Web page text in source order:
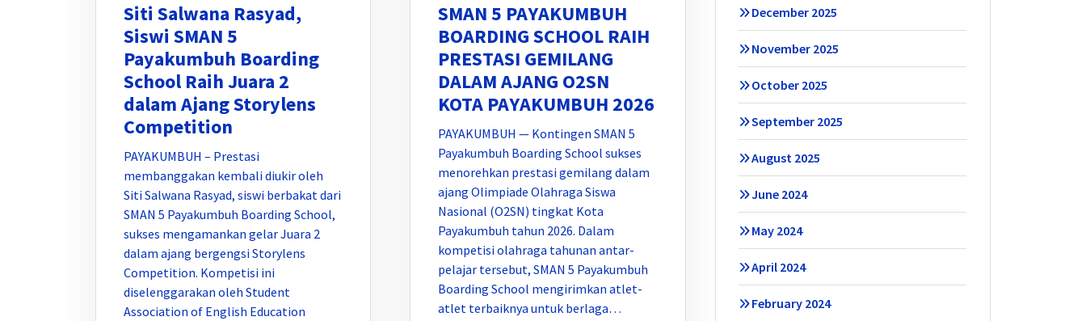
Siti Salwana Rasyad,
Siswi SMAN 5
Payakumbuh Boarding
School Raih Juara 2
dalam Ajang Storylens
Competition
PAYAKUMBUH – Prestasi
membanggakan kembali diukir oleh
Siti Salwana Rasyad, siswi berbakat dari
SMAN 5 Payakumbuh Boarding School,
sukses mengamankan gelar Juara 2
dalam ajang bergengsi Storylens
Competition. Kompetisi ini
diselenggarakan oleh Student
Association of English Education
SMAN 5 PAYAKUMBUH
BOARDING SCHOOL RAIH
PRESTASI GEMILANG
DALAM AJANG O2SN
KOTA PAYAKUMBUH 2026
PAYAKUMBUH — Kontingen SMAN 5
Payakumbuh Boarding School sukses
menorehkan prestasi gemilang dalam
ajang Olimpiade Olahraga Siswa
Nasional (O2SN) tingkat Kota
Payakumbuh tahun 2026. Dalam
kompetisi olahraga tahunan antar-
pelajar tersebut, SMAN 5 Payakumbuh
Boarding School mengirimkan atlet-
atlet terbaiknya untuk berlaga…
December 2025
November 2025
October 2025
September 2025
August 2025
June 2024
May 2024
April 2024
February 2024